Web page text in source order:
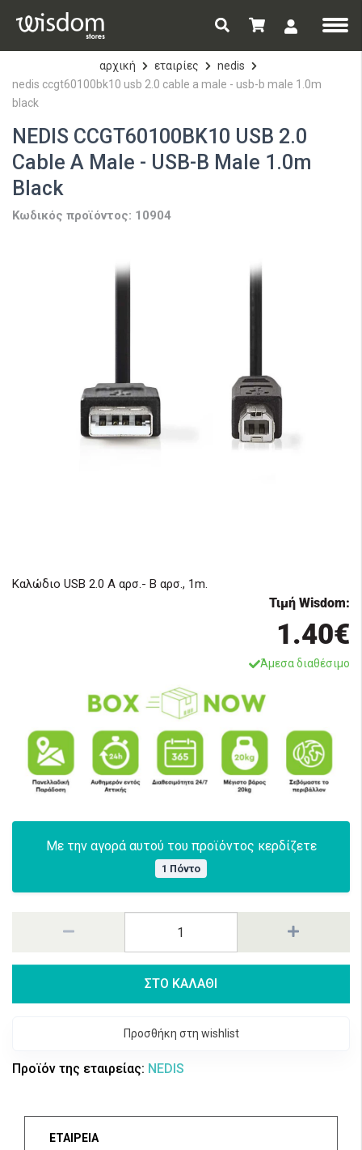
αρχική εταιρίες
nedis
nedis ccgt60100bk10 usb 2.0 cable a male - usb-b male 1.0m
black
NEDIS CCGT60100BK10 USB 2.0
Cable A Male - USB-B Male 1.0m
Black
Κωδικός προϊόντος: 10904
Καλώδιο USB 2.0 A αρσ.- B αρσ., 1m.
Τιμή Wisdom:
1.40€
Άμεσα διαθέσιμο
Με την αγορά αυτού του προϊόντος κερδίζετε
1 Πόντο
ΣΤΟ ΚΑΛΑΘΙ
Προσθήκη στη wishlist
Προϊόν της εταιρείας: NEDIS
ΕΤΑΙΡΕΙΑ